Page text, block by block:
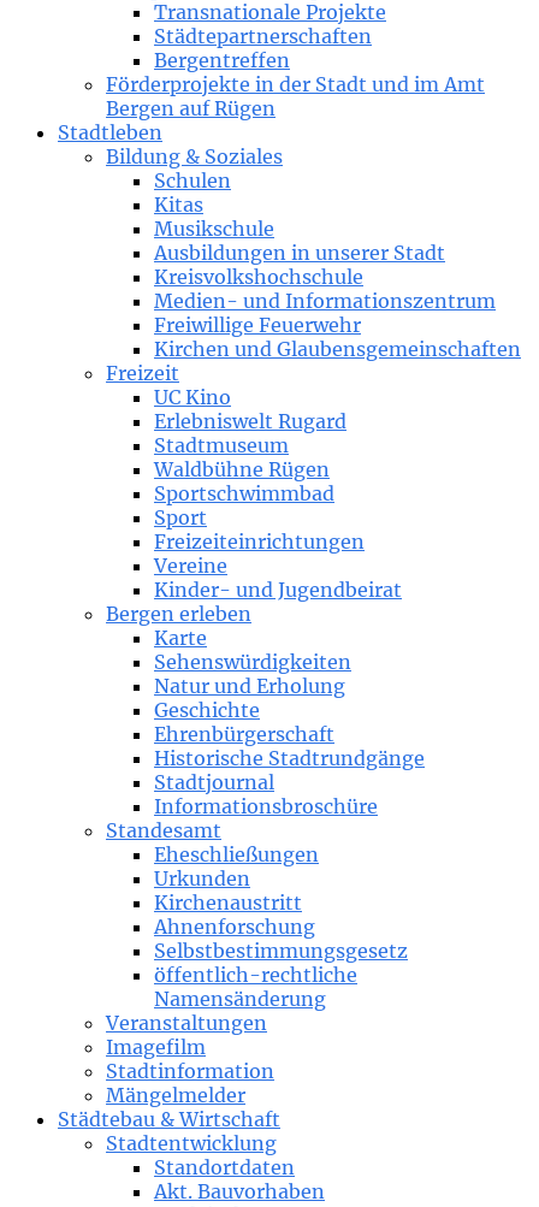
Transnationale Projekte
Städtepartnerschaften
Bergentreffen
Förderprojekte in der Stadt und im Amt
Bergen auf Rügen
Stadtleben
Bildung & Soziales
Schulen
Kitas
Musikschule
Ausbildungen in unserer Stadt
Kreisvolkshochschule
Medien- und Informationszentrum
Freiwillige Feuerwehr
Kirchen und Glaubensgemeinschaften
Freizeit
UC Kino
Erlebniswelt Rugard
Stadtmuseum
Waldbühne Rügen
Sportschwimmbad
Sport
Freizeiteinrichtungen
Vereine
Kinder- und Jugendbeirat
Bergen erleben
Karte
Sehenswürdigkeiten
Natur und Erholung
Geschichte
Ehrenbürgerschaft
Historische Stadtrundgänge
Stadtjournal
Informationsbroschüre
Standesamt
Eheschließungen
Urkunden
Kirchenaustritt
Ahnenforschung
Selbstbestimmungsgesetz
öffentlich-rechtliche
Namensänderung
Veranstaltungen
Imagefilm
Stadtinformation
Mängelmelder
Städtebau & Wirtschaft
Stadtentwicklung
Standortdaten
Akt. Bauvorhaben